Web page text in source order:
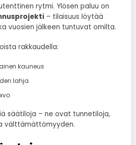
rytmi. Ylösen paluu on
– tilaisuus löytää
vuosien jälkeen tuntuvat omilta.
rakkaudella:
kauneus
lahja
säätiloja – ne ovat tunnetiloja,
välttämättömyyden.